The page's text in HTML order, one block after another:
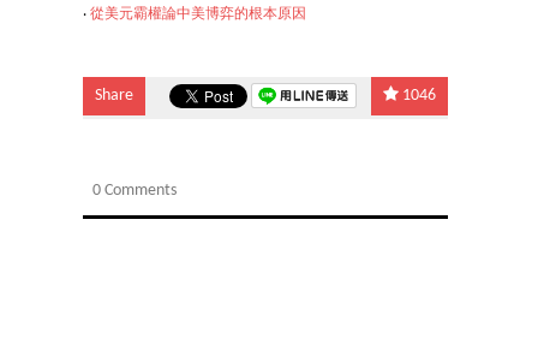
‧ 從美元霸權論中美博弈的根本原因
Share 1046
0 Comments